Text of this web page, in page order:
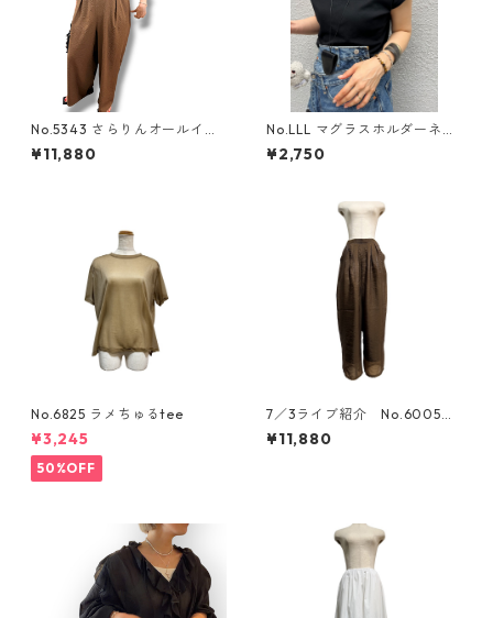
No.5343 さらりんオールイン
ワン
¥11,880
No.LLL マグラスホルダーネッ
クレス
¥2,750
No.6825 ラメちゅるtee
¥3,245
50%OFF
7／3ライブ紹介 No.6005裾
シアーパンツ
¥11,880